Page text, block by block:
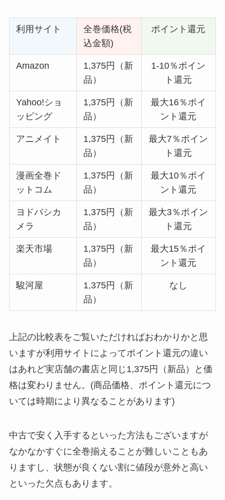
利用サイト
全巻価格(税
込金額)
ポイント還元
Amazon
1,375円（新
品）
1-10％ポイン
ト還元
Yahoo!ショ
ッピング
1,375円（新
品）
最大16％ポイ
ント還元
アニメイト
1,375円（新
品）
最大7％ポイン
ト還元
漫画全巻ド
ットコム
1,375円（新
品）
最大10％ポイ
ント還元
ヨドバシカ
メラ
1,375円（新
品）
最大3％ポイン
ト還元
楽天市場
1,375円（新
品）
最大15％ポイ
ント還元
駿河屋
1,375円（新
品）
なし
上記の比較表をご覧いただければおわかりかと思
いますが利用サイトによってポイント還元の違い
はあれど実店舗の書店と同じ1,375円（新品）と価
格は変わりません。(商品価格、ポイント還元につ
いては時期により異なることがあります)
中古で安く入手するといった方法もございますが
なかなかすぐに全巻揃えることが難しいこともあ
りますし、状態が良くない割に値段が意外と高い
といった欠点もあります。